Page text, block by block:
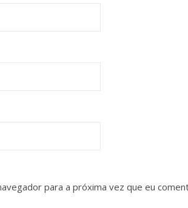
para a próxima vez que eu